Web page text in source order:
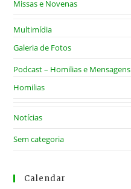
Missas e Novenas
Multimídia
Galeria de Fotos
Podcast – Homilias e Mensagens
Homilias
Notícias
Sem categoria
Calendar